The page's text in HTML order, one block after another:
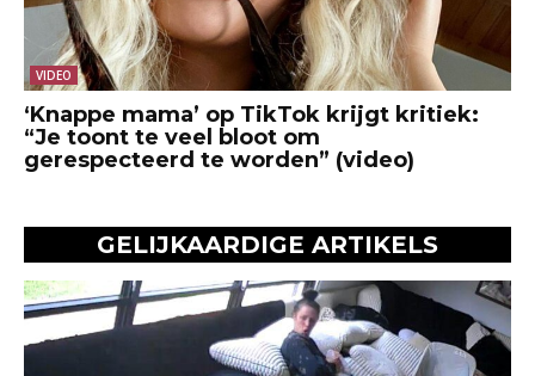
VIDEO
‘Knappe mama’ op TikTok krijgt kritiek:
“Je toont te veel bloot om
gerespecteerd te worden” (video)
GELIJKAARDIGE ARTIKELS